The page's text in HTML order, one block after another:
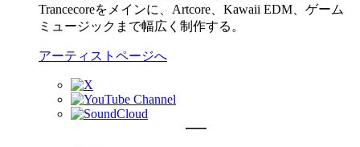
Trancecoreをメインに、Artcore、Kawaii EDM、ゲーム
ミュージックまで幅広く制作する。
アーティストページへ